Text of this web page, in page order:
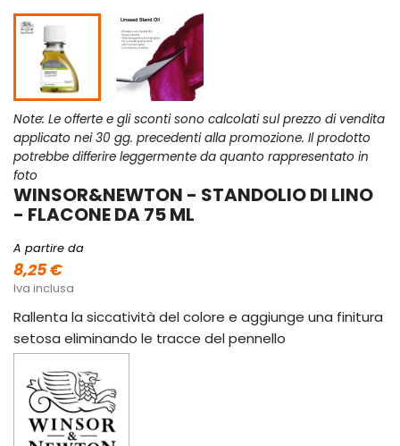
Note: Le offerte e gli sconti sono calcolati sul prezzo di vendita
applicato nei 30 gg. precedenti alla promozione. Il prodotto
potrebbe differire leggermente da quanto rappresentato in
foto
WINSOR&NEWTON - STANDOLIO DI LINO
- FLACONE DA 75 ML
A partire da
8,25 €
Iva inclusa
Rallenta la siccatività del colore e aggiunge una finitura
setosa eliminando le tracce del pennello